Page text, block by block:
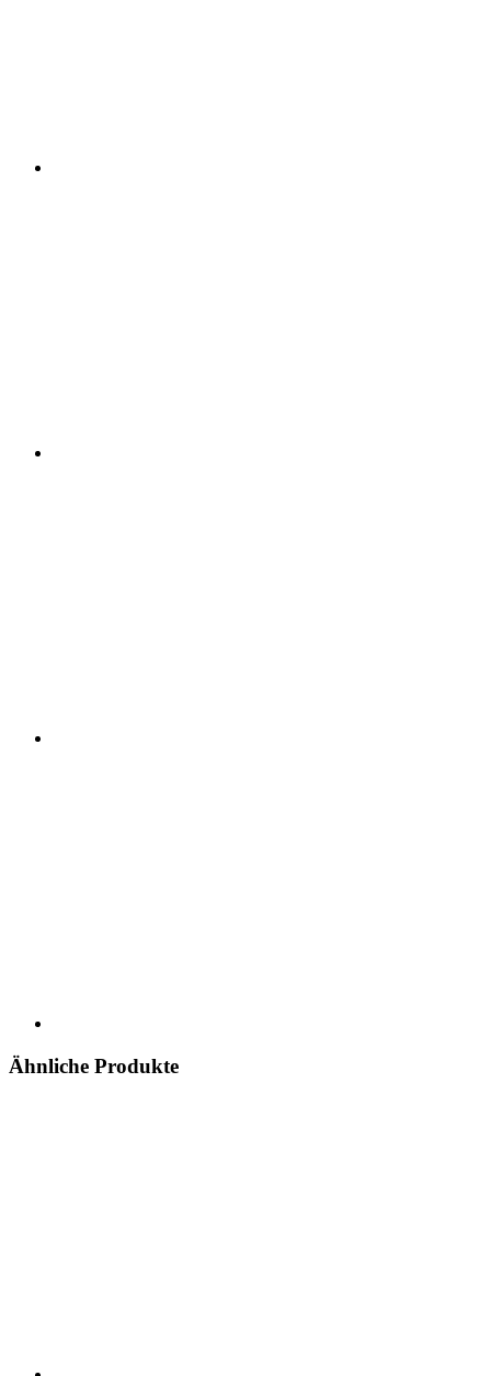
Ähnliche Produkte